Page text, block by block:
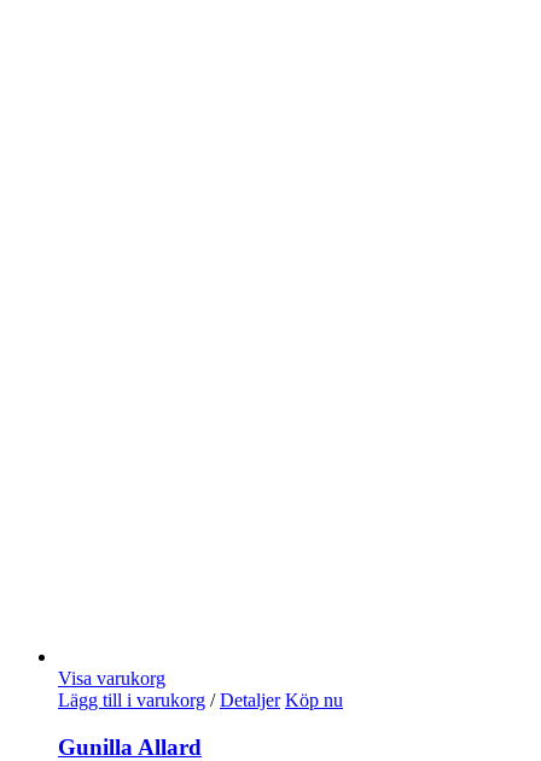
Visa varukorg
Lägg till i varukorg / Detaljer Köp nu
Gunilla Allard